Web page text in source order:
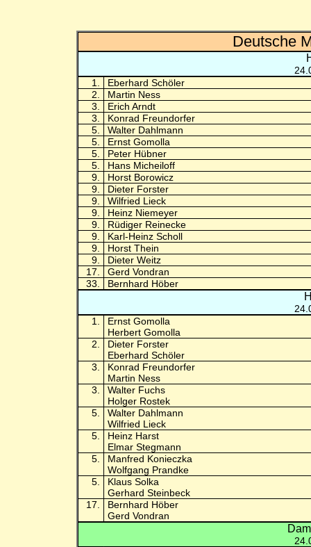
Deutsche
1.
Eberhard Schöler
2.
Martin Ness
3.
Erich Arndt
3.
Konrad Freundorfer
5.
Walter Dahlmann
5.
Ernst Gomolla
5.
Peter Hübner
5.
Hans Micheiloff
9.
Horst Borowicz
9.
Dieter Forster
9.
Wilfried Lieck
9.
Heinz Niemeyer
9.
Rüdiger Reinecke
9.
Karl-Heinz Scholl
9.
Horst Thein
9.
Dieter Weitz
17.
Gerd Vondran
33.
Bernhard Höber
1.
Ernst Gomolla
Herbert Gomolla
2.
Dieter Forster
Eberhard Schöler
3.
Konrad Freundorfer
Martin Ness
3.
Walter Fuchs
Holger Rostek
5.
Walter Dahlmann
Wilfried Lieck
5.
Heinz Harst
Elmar Stegmann
5.
Manfred Konieczka
Wolfgang Prandke
5.
Klaus Solka
Gerhard Steinbeck
17.
Bernhard Höber
Gerd Vondran